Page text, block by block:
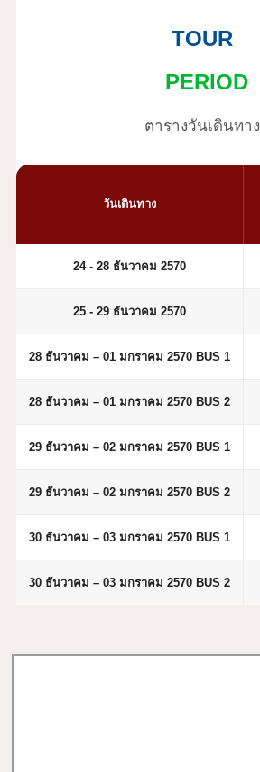
TOUR
PERIOD
ตารางวันเดินทาง
วันเดินทาง
24 - 28 ธันวาคม 2570
25 - 29 ธันวาคม 2570
28 ธันวาคม – 01 มกราคม 2570 BUS 1
28 ธันวาคม – 01 มกราคม 2570 BUS 2
29 ธันวาคม – 02 มกราคม 2570 BUS 1
29 ธันวาคม – 02 มกราคม 2570 BUS 2
30 ธันวาคม – 03 มกราคม 2570 BUS 1
30 ธันวาคม – 03 มกราคม 2570 BUS 2